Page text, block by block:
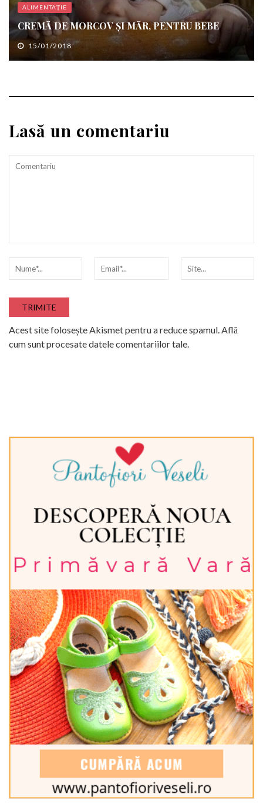
ALIMENTAȚIE
CREMĂ DE MORCOV ȘI MĂR, PENTRU BEBE
15/01/2018
Lasă un comentariu
Acest site folosește Akismet pentru a reduce spamul.Află
cum sunt procesate datele comentariilor tale.